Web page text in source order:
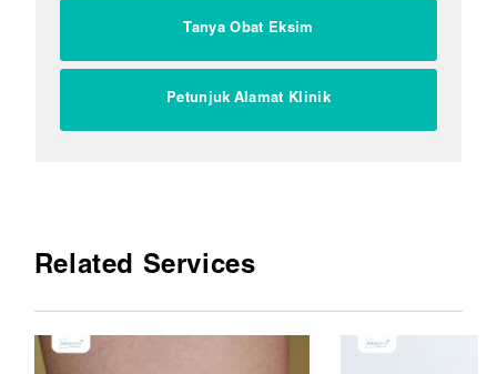
Tanya Obat Eksim
Petunjuk Alamat Klinik
Related Services